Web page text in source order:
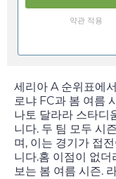
약관 적용
세리아 A 순위표에
로냐 FC과 봄 여름
나토 달라라 스타디
니다. 두 팀 모두 시
며, 이는 경기가 접
니다.홈 이점이 없
보는 봄 여름 시즌.